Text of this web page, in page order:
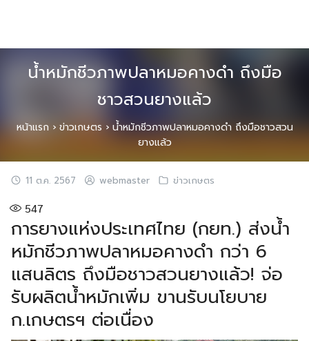
น้ำหมักชีวภาพปลาหมอคางดำ ถึงมือ
ชาวสวนยางแล้ว
หน้าแรก› ข่าวเกษตร › น้ำหมักชีวภาพปลาหมอคางดำ ถึงมือชาวสวน
ยางแล้ว
11 ต.ค. 2567 webmaster ข่าวเกษตร
547
การยางแห่งประเทศไทย (กยท.) ส่งน้ำ
หมักชีวภาพปลาหมอคางดำ กว่า 6
แสนลิตร ถึงมือชาวสวนยางแล้ว! จ่อ
รับผลิตน้ำหมักเพิ่ม ขานรับนโยบาย
ก.เกษตรฯ ต่อเนื่อง